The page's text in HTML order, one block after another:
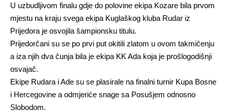
U uzbudljivom finalu gdje do polovine ekipa Kozare bila prvom
mjestu na kraju svega ekipa Kuglaškog kluba Rudar iz
Prijedora je osvojila šampionsku titulu.
Prijedorčani su se po prvi put okitili zlatom u ovom takmičenju
a iza njih dva čunja bila je ekipa KK Ada koja je prošlogodišnji
osvajač.
Ekipe Rudara i Ade su se plasirale na finalni turnir Kupa Bosne
i Hercegovine a odmjeriće snage sa Posušjem odnosno
Slobodom.